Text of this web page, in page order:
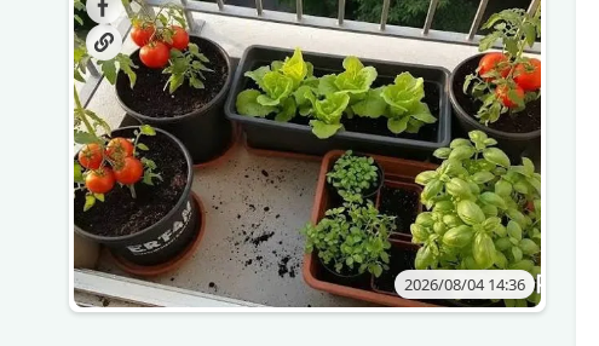
და ბოსტნეულს მოკრეფთ.
მოუაროთ მათ სწორად.
2026/08/04 14:36